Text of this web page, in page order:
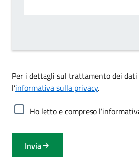
Per i dettagli sul trattamento dei
l’informativa sulla privacy.
Ho letto e compreso
Invia